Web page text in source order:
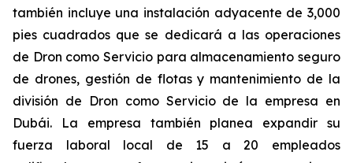
también incluye una instalación adyacente de 3,000
pies cuadrados que se dedicará a las operaciones
de Dron como Servicio para almacenamiento seguro
de drones, gestión de flotas y mantenimiento de la
división de Dron como Servicio de la empresa en
Dubái. La empresa también planea expandir su
fuerza laboral local de 15 a 20 empleados